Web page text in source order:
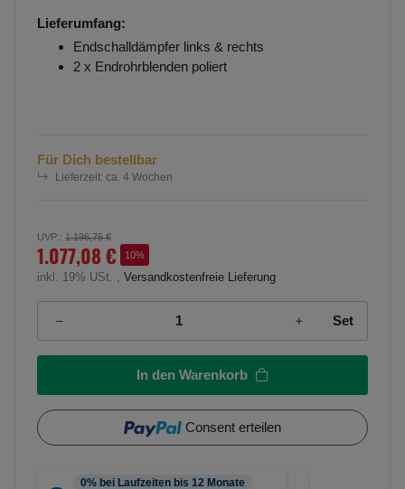
Lieferumfang:
Endschalldämpfer links & rechts
2 x Endrohrblenden poliert
Für Dich bestellbar
Lieferzeit: ca. 4 Wochen
UVP:: 1.196,76 €
1.077,08 € 10%
inkl. 19% USt. , Versandkostenfreie Lieferung
Set
In den Warenkorb
Consent erteilen